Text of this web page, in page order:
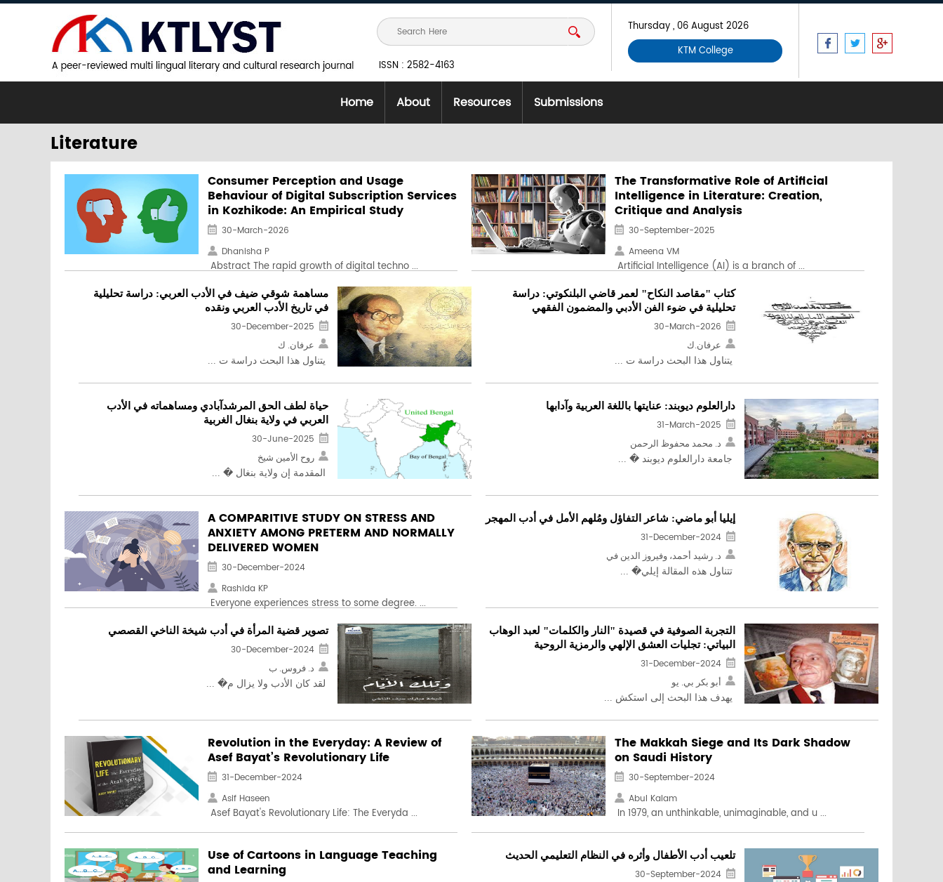
ISSN : 2582-4163
Thursday , 06 August 2026
KTM College
Home About Resources Submissions
Literature
Consumer Perception and Usage
Behaviour of Digital Subscription Services
in Kozhikode: An Empirical Study
30-March-2026
Dhanisha P
Abstract The rapid growth of digital techno ...
The Transformative Role of Artificial
Intelligence in Literature: Creation,
Critique and Analysis
30-September-2025
Ameena VM
Artificial Intelligence (AI) is a branch of ...
كتاب "مقاصد النكاح" لعمر قاضي البلنكوتي: دراسة
تحليلية في ضوء الفن الأدبي والمضمون الفقهي
30-March-2026
عرفان.ك
يتناول هذا البحث دراسة ت ...
مساهمة شوقي ضيف في الأدب العربي: دراسة تحليلية
في تاريخ الأدب العربي ونقده
30-December-2025
عرفان. ك
يتناول هذا البحث دراسة ت ...
دارالعلوم ديوبند: عنايتها باللغة العربية وآدابها
31-March-2025
د. محمد محفوظ الرحمن
جامعة دارالعلوم ديوبند � ...
حياة لطف الحق المرشدآبادي ومساهماته في الأدب
العربي في ولاية بنغال الغربية
30-June-2025
روح الأمين شيخ
المقدمة إن ولاية بنغال � ...
إيليا أبو ماضي: شاعر التفاؤل ومُلهم الأمل في أدب المهجر
31-December-2024
د. رشيد أحمد، وفيروز الدين في
تتناول هذه المقالة إيلي� ...
A COMPARITIVE STUDY ON STRESS AND
ANXIETY AMONG PRETERM AND NORMALLY
DELIVERED WOMEN
30-December-2024
Rashida KP
Everyone experiences stress to some degree. ...
التجربة الصوفية في قصيدة "النار والكلمات" لعبد الوهاب
البياتي: تجليات العشق الإلهي والرمزية الروحية
31-December-2024
أبو بكر بي. يو
يهدف هذا البحث إلى استكش ...
تصوير قضية المرأة في أدب شيخة الناخي القصصي
30-December-2024
د. فروس. ب
لقد كان الأدب ولا يزال م� ...
Revolution in the Everyday: A Review of
Asef Bayat’s Revolutionary Life
31-December-2024
Asif Haseen
Asef Bayat's Revolutionary Life: The Everyda ...
The Makkah Siege and Its Dark Shadow
on Saudi History
30-September-2024
Abul Kalam
In 1979, an unthinkable, unimaginable, and u ...
تلعيب أدب الأطفال وأثره في النظام التعليمي الحديث
30-September-2024
Use of Cartoons in Language Teaching
and Learning